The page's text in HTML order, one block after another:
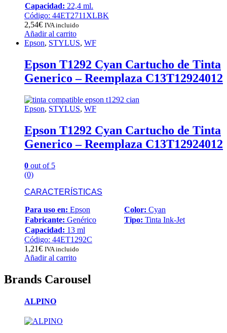
Capacidad: 22,4 ml.
Código: 44ET2711XLBK
2,54€ IVA incluido
Añadir al carrito
Epson, STYLUS, WF
Epson T1292 Cyan Cartucho de Tinta
Generico – Reemplaza C13T12924012
Epson, STYLUS, WF
Epson T1292 Cyan Cartucho de Tinta
Generico – Reemplaza C13T12924012
0 out of 5
(0)
CARACTERÍSTICAS
Para uso en: Epson Color: Cyan
Fabricante: Genérico Tipo: Tinta Ink-Jet
Capacidad: 13 ml
Código: 44ET1292C
1,21€ IVA incluido
Añadir al carrito
Brands Carousel
ALPINO